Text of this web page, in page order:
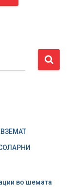
во шемата